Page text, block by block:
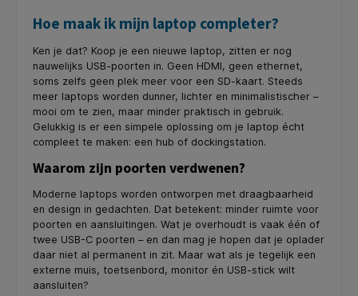
Hoe maak ik mijn laptop completer?
Ken je dat? Koop je een nieuwe laptop, zitten er nog
nauwelijks USB-poorten in. Geen HDMI, geen ethernet,
soms zelfs geen plek meer voor een SD-kaart. Steeds
meer laptops worden dunner, lichter en minimalistischer –
mooi om te zien, maar minder praktisch in gebruik.
Gelukkig is er een simpele oplossing om je laptop écht
compleet te maken: een hub of dockingstation.
Waarom zijn poorten verdwenen?
Moderne laptops worden ontworpen met draagbaarheid
en design in gedachten. Dat betekent: minder ruimte voor
poorten en aansluitingen. Wat je overhoudt is vaak één of
twee USB-C poorten – en dan mag je hopen dat je oplader
daar niet al permanent in zit. Maar wat als je tegelijk een
externe muis, toetsenbord, monitor én USB-stick wilt
aansluiten?